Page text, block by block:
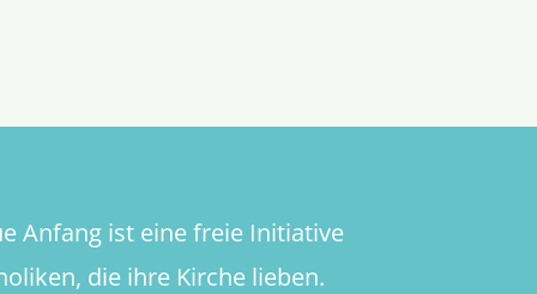
Anfang ist eine freie Initiative
die ihre Kirche lieben.